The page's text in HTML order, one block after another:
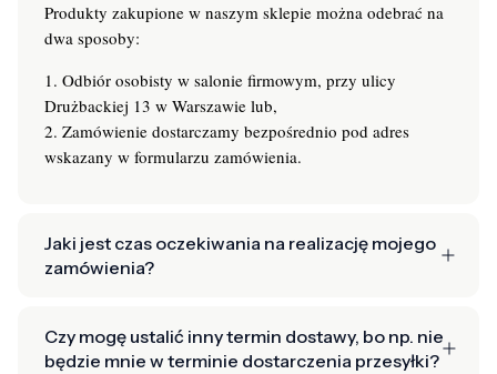
Produkty zakupione w naszym sklepie można odebrać na
dwa sposoby:
1. Odbiór osobisty w salonie firmowym, przy ulicy
Drużbackiej 13 w Warszawie lub,
2. Zamówienie dostarczamy bezpośrednio pod adres
wskazany w formularzu zamówienia.
Jaki jest czas oczekiwania na realizację mojego
zamówienia?
Czy mogę ustalić inny termin dostawy, bo np. nie
będzie mnie w terminie dostarczenia przesyłki?